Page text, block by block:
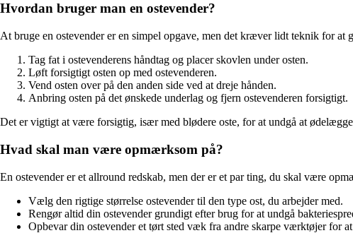
Hvordan bruger man en ostevender?
At bruge en ostevender er en simpel opgave, men det kræver lidt teknik for
Tag fat i ostevenderens håndtag og placer skovlen under osten.
Løft forsigtigt osten op med ostevenderen.
Vend osten over på den anden side ved at dreje hånden.
Anbring osten på det ønskede underlag og fjern ostevenderen forsigtigt.
Det er vigtigt at være forsigtig, især med blødere oste, for at undgå at
Hvad skal man være opmærksom på?
En ostevender er et allround redskab, men der er et par ting, du skal være
Vælg den rigtige størrelse ostevender til den type ost, du arbejder med.
Rengør altid din ostevender grundigt efter brug for at undgå
Opbevar din ostevender et tørt sted væk fra andre skarpe værktøjer for